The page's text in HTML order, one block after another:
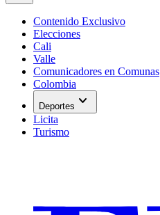
Contenido Exclusivo
Elecciones
Cali
Valle
Comunicadores en Comunas
Colombia
Deportes expand_more
Licita
Turismo